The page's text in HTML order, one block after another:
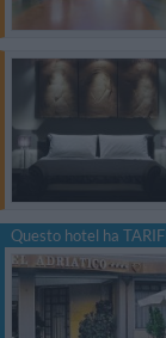
Questo hotel ha